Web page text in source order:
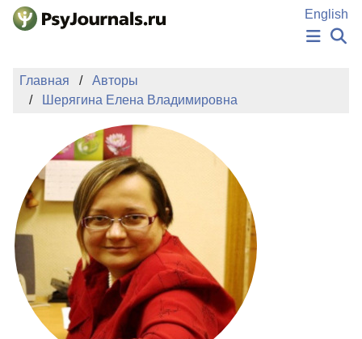
Перейти к основному содержанию
English
ИЗДАНИЯ
АВТОРЫ
ПОДАТЬ РУКОПИСЬ
БАЗА ЗНАНИЙ
КЛЮЧЕВЫЕ СЛОВА
Регистрация
Главная
Авторы
Шерягина Елена Владимировна